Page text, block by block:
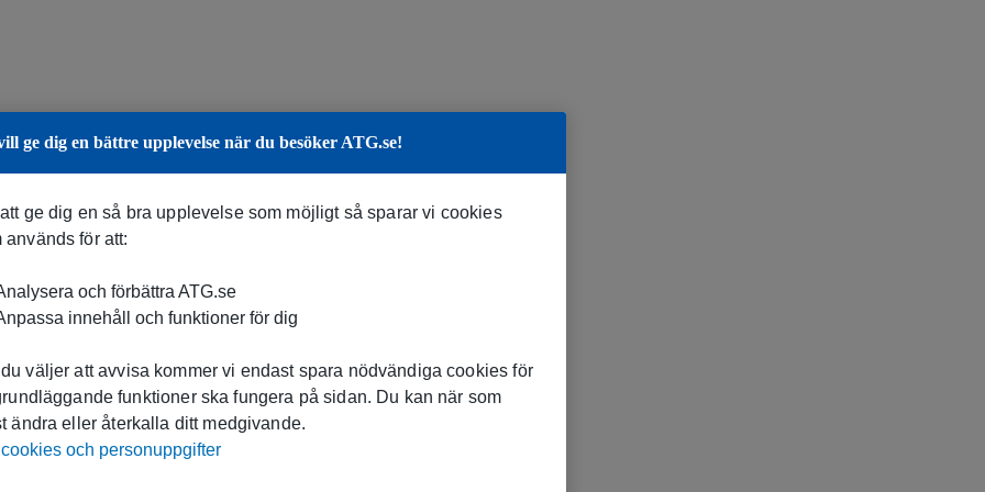
ge dig en bättre upplevelse när du besöker ATG.se!
ge dig en så bra upplevelse som möjligt så sparar vi cookies
används för att:
och förbättra ATG.se
innehåll och funktioner för dig
väljer att avvisa kommer vi endast spara nödvändiga cookies för
funktioner ska fungera på sidan. Du kan när som
ändra eller återkalla ditt medgivande.
och personuppgifter